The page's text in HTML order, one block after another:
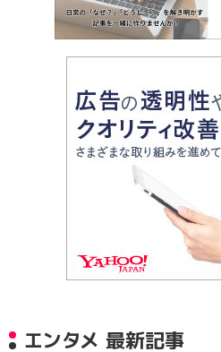
エンタメ 最新記事